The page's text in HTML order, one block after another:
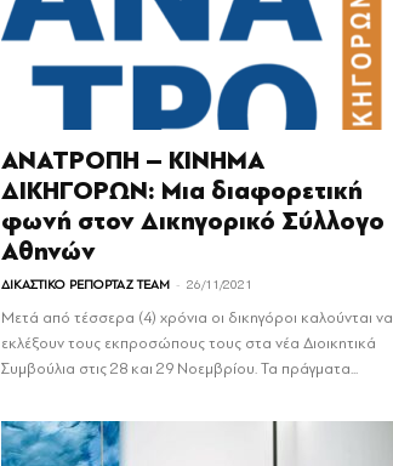
ΑΝΑΤΡΟΠΗ – ΚΙΝΗΜΑ
ΔΙΚΗΓΟΡΩΝ: Μια διαφορετική
φωνή στον Δικηγορικό Σύλλογο
Αθηνών
ΔΙΚΑΣΤΙΚΟ ΡΕΠΟΡΤΑΖ TEAM - 26/11/2021
Μετά από τέσσερα (4) χρόνια οι δικηγόροι καλούνται να
εκλέξουν τους εκπροσώπους τους στα νέα Διοικητικά
Συμβούλια στις 28 και 29 Νοεμβρίου. Τα πράγματα...